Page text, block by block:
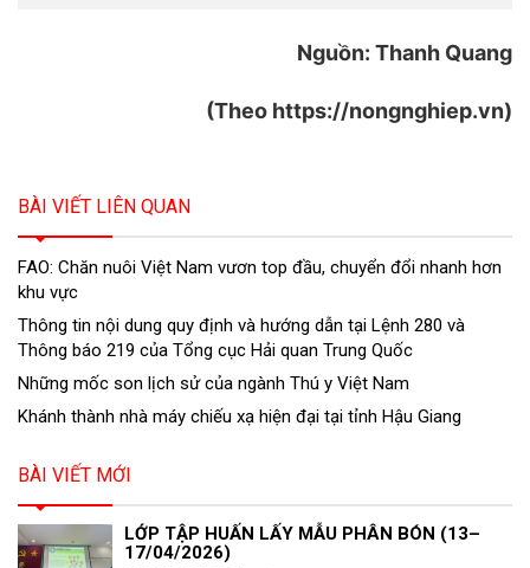
Nguồn: Thanh Quang
(Theo https://nongnghiep.vn)
BÀI VIẾT LIÊN QUAN
FAO: Chăn nuôi Việt Nam vươn top đầu, chuyển đổi nhanh hơn
khu vực
Thông tin nội dung quy định và hướng dẫn tại Lệnh 280 và
Thông báo 219 của Tổng cục Hải quan Trung Quốc
Những mốc son lịch sử của ngành Thú y Việt Nam
Khánh thành nhà máy chiếu xạ hiện đại tại tỉnh Hậu Giang
BÀI VIẾT MỚI
LỚP TẬP HUẤN LẤY MẪU PHÂN BÓN (13–
17/04/2026)